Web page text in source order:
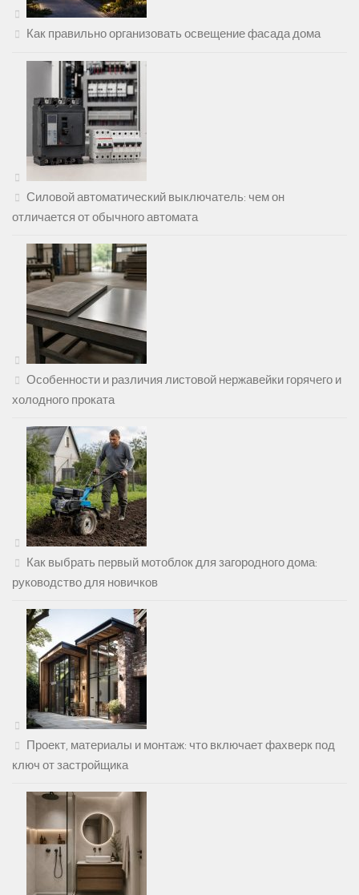
Как правильно организовать освещение фасада дома
Силовой автоматический выключатель: чем он
отличается от обычного автомата
Особенности и различия листовой нержавейки горячего и
холодного проката
Как выбрать первый мотоблок для загородного дома:
руководство для новичков
Проект, материалы и монтаж: что включает фахверк под
ключ от застройщика